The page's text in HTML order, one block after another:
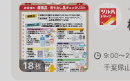
18枚
9:00〜
千葉県